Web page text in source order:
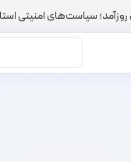
روزآمد؛ سیاست‌های امنیتی